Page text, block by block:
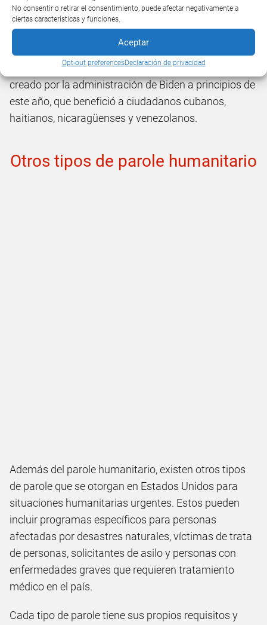
No consentir o retirar el consentimiento, puede afectar negativamente a
ciertas características y funciones.
Aceptar
Opt-out preferencesDeclaración de privacidad
A lo largo de los años, se ha utilizado este tipo de
parole para permitir la entrada al país de grupos
específicos en respuesta a circunstancias
particulares. Un ejemplo reciente es el permiso
creado por la administración de Biden a principios de
este año, que benefició a ciudadanos cubanos,
haitianos, nicaragüenses y venezolanos.
Otros tipos de parole humanitario
Además del parole humanitario, existen otros tipos
de parole que se otorgan en Estados Unidos para
situaciones humanitarias urgentes. Estos pueden
incluir programas específicos para personas
afectadas por desastres naturales, víctimas de trata
de personas, solicitantes de asilo y personas con
enfermedades graves que requieren tratamiento
médico en el país.
Cada tipo de parole tiene sus propios requisitos y